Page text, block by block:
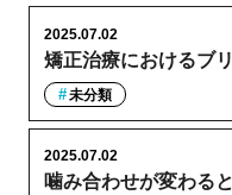
矯正治療におけるブ
2025.07.02
未分類
噛み合わせが変わる
2025.07.02